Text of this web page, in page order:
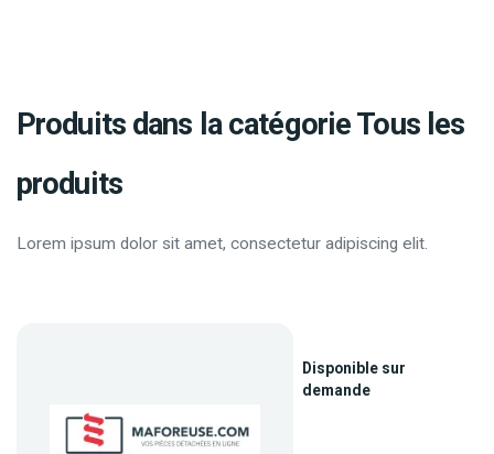
Produits dans la catégorie Tous les
produits
Lorem ipsum dolor sit amet, consectetur adipiscing elit.
Disponible sur
demande